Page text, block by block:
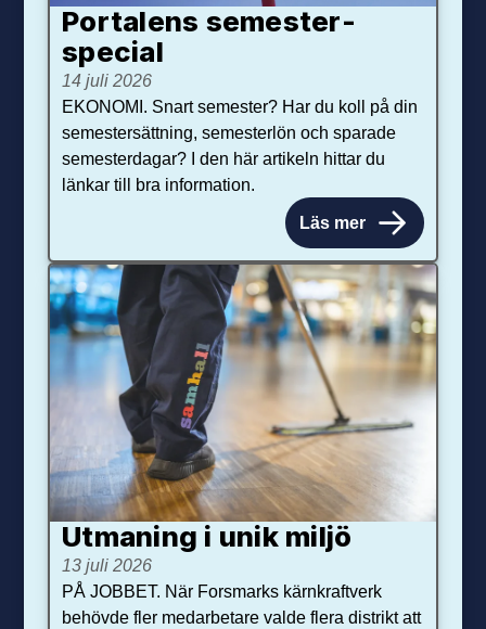
Portalens semester­
special
14 juli 2026
EKONOMI. Snart semester? Har du koll på din
semestersättning, semesterlön och sparade
semesterdagar? I den här artikeln hittar du
länkar till bra information.
Läs mer
Utmaning i unik miljö
13 juli 2026
PÅ JOBBET. När Forsmarks kärnkraftverk
behövde fler medarbetare valde flera distrikt att